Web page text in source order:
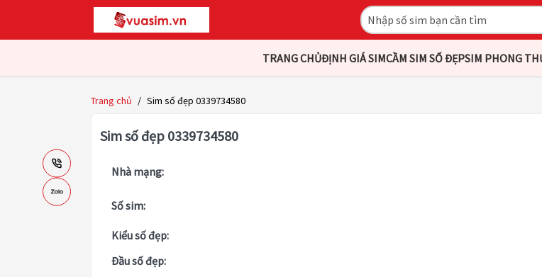
TRANG CHỦĐỊNH GIÁ SIMCẦM SIM SỐ ĐẸPSIM PHONG
Trang chủ / Sim số đẹp 0339734580
Sim số đẹp 0339734580
Nhà mạng:
Số sim:
Kiểu số đẹp:
Đầu số đẹp: